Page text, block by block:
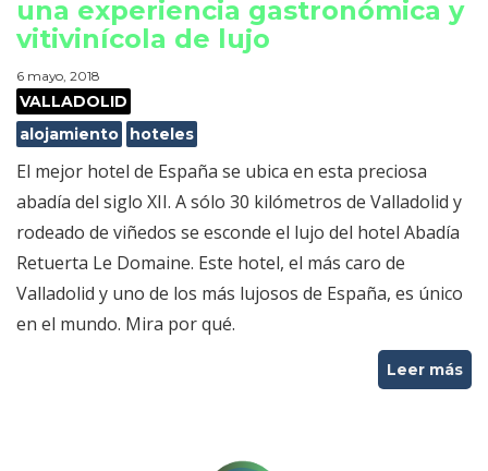
una experiencia gastronómica y
vitivinícola de lujo
6 mayo, 2018
VALLADOLID
alojamiento
hoteles
El mejor hotel de España se ubica en esta preciosa
abadía del siglo XII. A sólo 30 kilómetros de Valladolid y
rodeado de viñedos se esconde el lujo del hotel Abadía
Retuerta Le Domaine. Este hotel, el más caro de
Valladolid y uno de los más lujosos de España, es único
en el mundo. Mira por qué.
Leer más